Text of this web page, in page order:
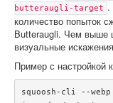
butteraugli-target .
количество попыток
Butteraugli. Чем выше
визуальные
Пример с настройкой
squoosh-cli --